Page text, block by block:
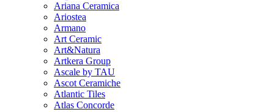
Ariana Ceramica
Ariostea
Armano
Art Ceramic
Art&Natura
Artkera Group
Ascale by TAU
Ascot Ceramiche
Atlantic Tiles
Atlas Concorde